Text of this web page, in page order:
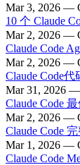
Mar 3, 2026 —
10 个 Claude
Mar 2, 2026 —
Claude Code
Mar 2, 2026 —
Claude Code
Mar 31, 2026
Claude Code
Mar 2, 2026 —
Claude Code
Mar 1, 2026 —
Claude Code